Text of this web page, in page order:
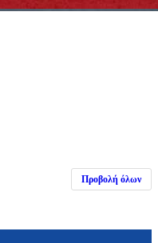
Προβολή όλων